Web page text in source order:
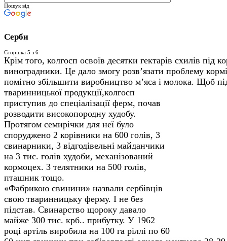
Пошук від
Серби
Сторінка 5 з 6
Крім того, колгосп освоїв десятки гектарів схилів під
виноградники. Це дало змогу розв’язати проблему
помітно збільшити виробництво м’яса і молока. Щоб
тваринницької продукції,колгосп
приступив до спеціалізації ферм, почав
розводити високопородну худобу.
Протягом семирічки для неї було
споруджено 2 корівники на 600 голів, 3
свинарники, 3 відгодівельні майданчики
на 3 тис. голів худоби, механізований
кормоцех. 3 телятники на 500 голів,
пташник тощо.
«Фабрикою свинини» назвали сербівців
свою тваринницьку ферму. І не без
підстав. Свинарство щороку давало
майже 300 тис. крб.. прибутку. У 1962
році артіль виробила на 100 га ріллі по 60